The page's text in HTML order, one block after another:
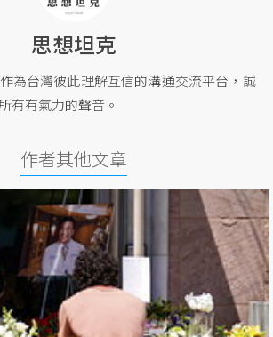
思想坦克
為台灣彼此理解互信的溝通交流平台，誠
有有氣力的聲音。
作者其他文章